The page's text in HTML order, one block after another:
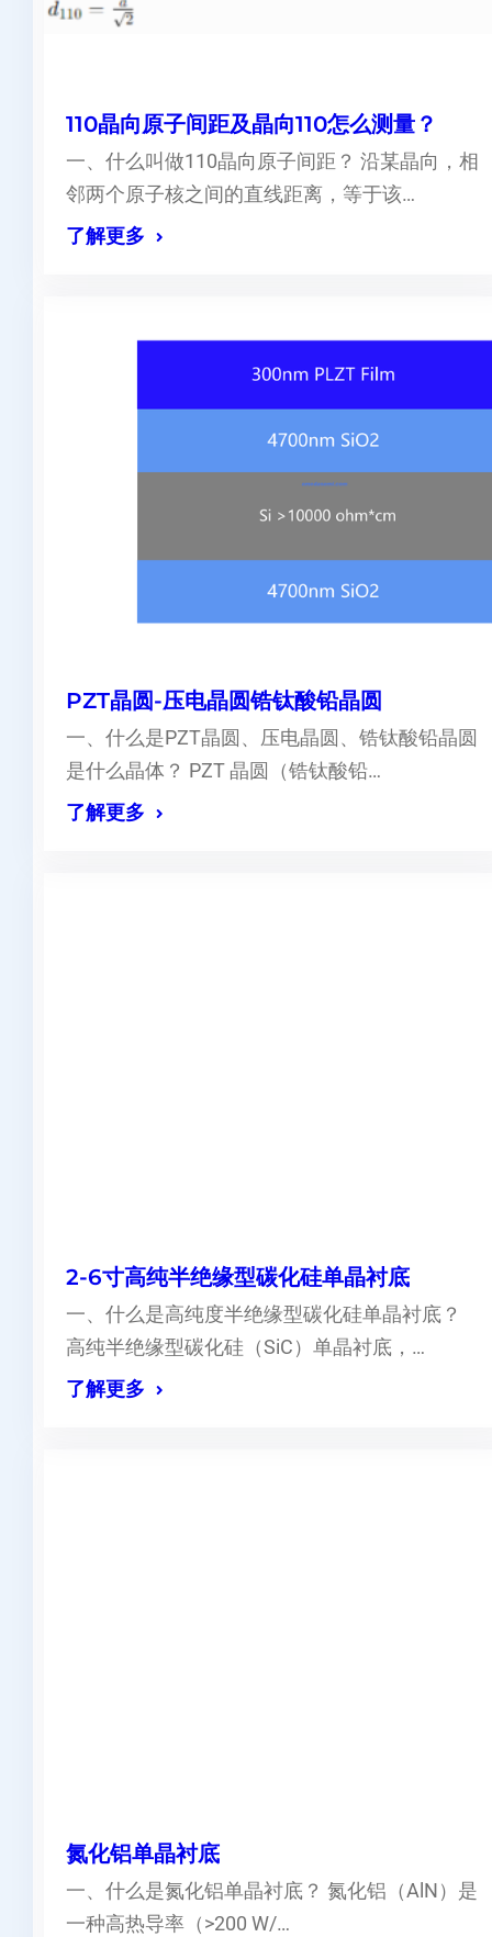
110晶向原子间距及晶向110怎么测量？
一、什么叫做110晶向原子间距？ 沿某晶向，相
邻两个原子核之间的直线距离，等于该…
了解更多
PZT晶圆-压电晶圆锆钛酸铅晶圆
一、什么是PZT晶圆、压电晶圆、锆钛酸铅晶圆
是什么晶体？ PZT 晶圆（锆钛酸铅…
了解更多
2-6寸高纯半绝缘型碳化硅单晶衬底
一、什么是高纯度半绝缘型碳化硅单晶衬底？
高纯半绝缘型碳化硅（SiC）单晶衬底，…
了解更多
氮化铝单晶衬底
一、什么是氮化铝单晶衬底？ 氮化铝（AlN）是
一种高热导率（>200 W/…